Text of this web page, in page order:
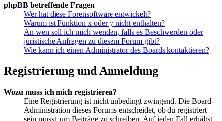
phpBB betreffende Fragen
Wer hat diese Forensoftware entwickelt?
Warum ist Funktion x oder y nicht enthalten?
An wen soll ich mich wenden, falls es Beschwerden oder
juristische Anfragen zu diesem Forum gibt?
Wie kann ich einen Administrator des Boards kontaktieren?
Registrierung und Anmeldung
Wozu muss ich mich registrieren?
Eine Registrierung ist nicht unbedingt zwingend. Die Board-
Administration dieses Forums entscheidet, ob du registriert
sein musst, um Beiträge zu schreiben. Auf jeden Fall erhältst